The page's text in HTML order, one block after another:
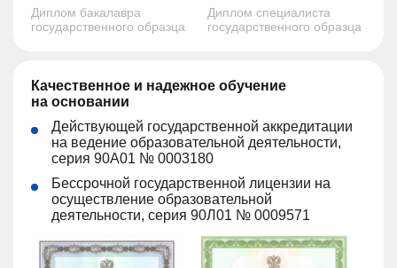
Диплом бакалавра
государственного образца
Диплом специалиста
государственного образца
Качественное и надежное обучение
на основании
Действующей государственной аккредитации
на ведение образовательной деятельности,
серия 90А01 № 0003180
Бессрочной государственной лицензии на
осуществление образовательной
деятельности, серия 90Л01 № 0009571